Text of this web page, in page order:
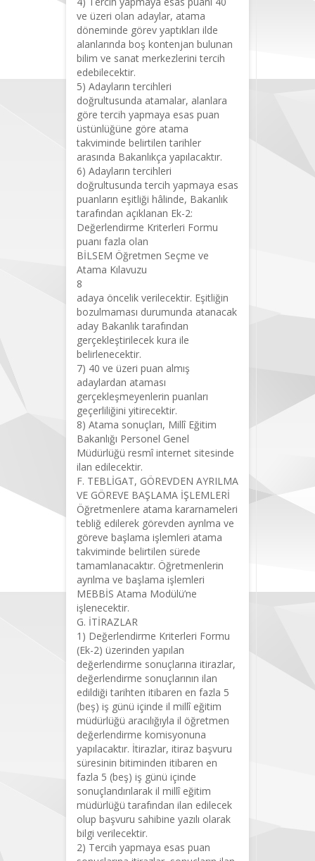
ve üzeri olan adaylar, atama
döneminde görev yaptıkları ilde
alanlarında boş kontenjan bulunan
bilim ve sanat merkezlerini tercih
edebilecektir.
5) Adayların tercihleri
doğrultusunda atamalar, alanlara
göre tercih yapmaya esas puan
üstünlüğüne göre atama
takviminde belirtilen tarihler
arasında Bakanlıkça yapılacaktır.
6) Adayların tercihleri
doğrultusunda tercih yapmaya esas
puanların eşitliği hâlinde, Bakanlık
tarafından açıklanan Ek-2:
Değerlendirme Kriterleri Formu
puanı fazla olan
BİLSEM Öğretmen Seçme ve
Atama Kılavuzu
8
adaya öncelik verilecektir. Eşitliğin
bozulmaması durumunda atanacak
aday Bakanlık tarafından
gerçekleştirilecek kura ile
belirlenecektir.
7) 40 ve üzeri puan almış
adaylardan ataması
gerçekleşmeyenlerin puanları
geçerliliğini yitirecektir.
8) Atama sonuçları, Millî Eğitim
Bakanlığı Personel Genel
Müdürlüğü resmî internet sitesinde
ilan edilecektir.
F. TEBLİGAT, GÖREVDEN AYRILMA
VE GÖREVE BAŞLAMA İŞLEMLERİ
Öğretmenlere atama kararnameleri
tebliğ edilerek görevden ayrılma ve
göreve başlama işlemleri atama
takviminde belirtilen sürede
tamamlanacaktır. Öğretmenlerin
ayrılma ve başlama işlemleri
MEBBİS Atama Modülü’ne
işlenecektir.
G. İTİRAZLAR
1) Değerlendirme Kriterleri Formu
(Ek-2) üzerinden yapılan
değerlendirme sonuçlarına itirazlar,
değerlendirme sonuçlarının ilan
edildiği tarihten itibaren en fazla 5
(beş) iş günü içinde il millî eğitim
müdürlüğü aracılığıyla il öğretmen
değerlendirme komisyonuna
yapılacaktır. İtirazlar, itiraz başvuru
süresinin bitiminden itibaren en
fazla 5 (beş) iş günü içinde
sonuçlandırılarak il millî eğitim
müdürlüğü tarafından ilan edilecek
olup başvuru sahibine yazılı olarak
bilgi verilecektir.
2) Tercih yapmaya esas puan